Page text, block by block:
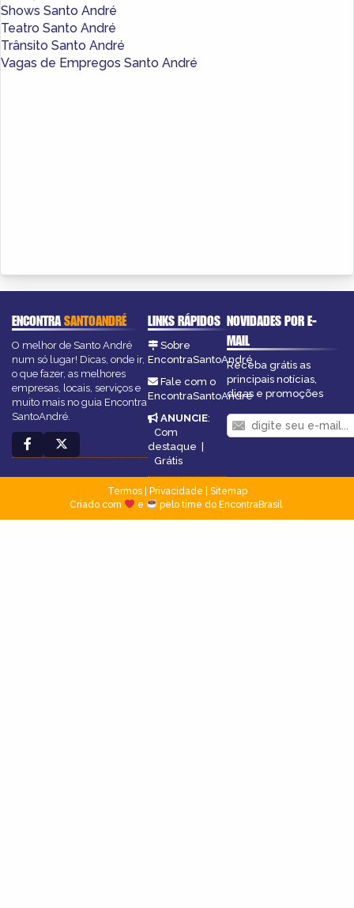
Shows Santo André
Teatro Santo André
Trânsito Santo André
Vagas de Empregos Santo André
ENCONTRASANTOANDRÉ
O melhor de Santo André
num só lugar! Dicas, onde ir,
o que fazer, as melhores
empresas, locais, serviços e
muito mais no guia Encontra
SantoAndré.
LINKS RÁPIDOS
Sobre
EncontraSantoAndré
Fale com o
EncontraSantoAndré
ANUNCIE:
Com
destaque
Grátis
NOVIDADES POR E-
MAIL
Receba grátis as
principais notícias,
dicas e promoções
Termos| Privacidade
Sitemap
Criado com
e pelo time do EncontraBrasil